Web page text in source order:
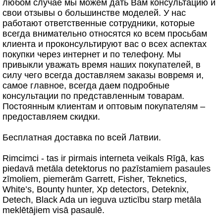
любом случае мы можем дать Вам консультацию и
свои отзывы о большинстве моделей. У нас
работают ответственные сотрудники, которые
всегда внимательно относятся ко всем просьбам
клиента и проконсультируют вас о всех аспектах
покупки через интернет и по телефону. Мы
привыкли уважать время наших покупателей, в
силу чего всегда доставляем заказы вовремя и,
самое главное, всегда даем подробные
консультации по представленным товарам.
Постоянным клиентам и оптовым покупателям –
предоставляем скидки.
Бесплатная доставка по всей Латвии.
Rimcimci - tas ir pirmais interneta veikals Rīgā, kas
piedavā metāla detektorus no pazīstamiem pasaules
zīmoliem, piemerām Garrett, Fisher, Teknetics,
White’s, Bounty hunter, Xp detectors, Deteknix,
Detech, Black Ada un ieguva uzticību starp metāla
meklētājiem visā pasaulē.